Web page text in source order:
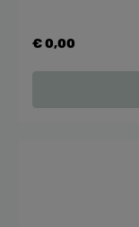
€ 0,00